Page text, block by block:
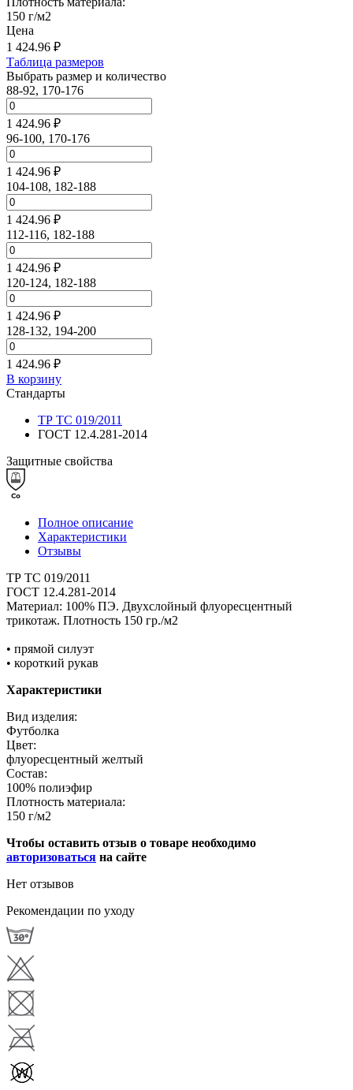
150 г/м2
Цена
1 424.96 ₽
Таблица размеров
Выбрать размер и количество
88-92, 170-176
1 424.96 ₽
96-100, 170-176
1 424.96 ₽
104-108, 182-188
1 424.96 ₽
112-116, 182-188
1 424.96 ₽
120-124, 182-188
1 424.96 ₽
128-132, 194-200
1 424.96 ₽
В корзину
Стандарты
ТР ТС 019/2011
ГОСТ 12.4.281-2014
Защитные свойства
Полное описание
Характеристики
Отзывы
ТР ТС 019/2011
ГОСТ 12.4.281-2014
Материал: 100% ПЭ. Двухслойный флуоресцентный
трикотаж. Плотность 150 гр./м2
• прямой силуэт
• короткий рукав
Характеристики
Вид изделия:
Футболка
Цвет:
флуоресцентный желтый
Состав:
100% полиэфир
Плотность материала:
150 г/м2
Чтобы оставить отзыв о товаре необходимо
авторизоваться на сайте
Нет отзывов
Рекомендации по уходу